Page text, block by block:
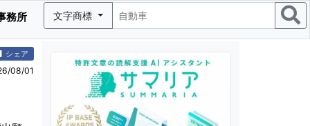
務所 文字商標
シェア
08/01